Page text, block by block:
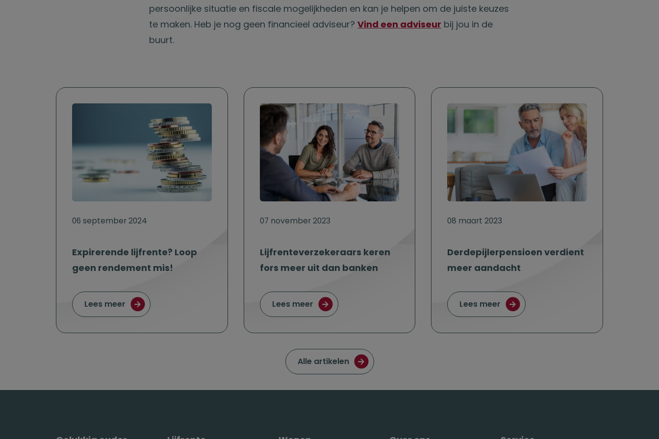
persoonlijke situatie en fiscale mogelijkheden en kan je helpen om de juiste keuzes
te maken. Heb je nog geen financieel adviseur? Vind een adviseur bij jou in de
buurt.
06 september 2024
Expirerende lijfrente? Loop
geen rendement mis!
Lees meer over Expirerende lijfrente? Loop geen rendement mis!
07 november 2023
Lijfrenteverzekeraars keren
fors meer uit dan banken
Lees meerover Lijfrenteverzekeraars keren fors meer uit dan banken
08 maart 2023
Derdepijlerpensioen verdient
meer aandacht
Lees meer over Derdepijlerpensioen verdient
Ga naar de pagina met
Alle artikelen